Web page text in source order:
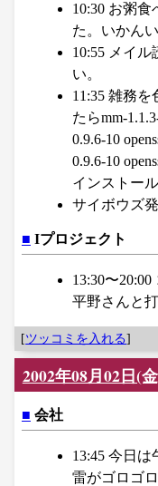
10:30 お粥
た。いかんい
10:55 メイ
い。
11:35 雑務を
たらmm-
0.9.6-10
0.9.6-10
インストー
サイボウズ
■ Iプロジェクト
13:30〜
平野さんと
[ツッコミを入れる]
2002年08月02日(
■ 会社
13:45 今日は
雷がゴロゴ